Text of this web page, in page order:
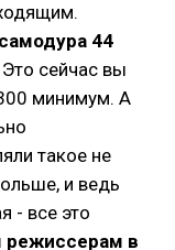
44
Это сейчас вы
минимум. А
такое не
и ведь
- все это
режиссерам в